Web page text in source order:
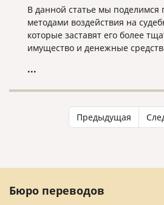
В данной статье мы поделимся
методами воздействия на
которые заставят его более
имущество и денежные
...
Предыдущая
Бюро переводов